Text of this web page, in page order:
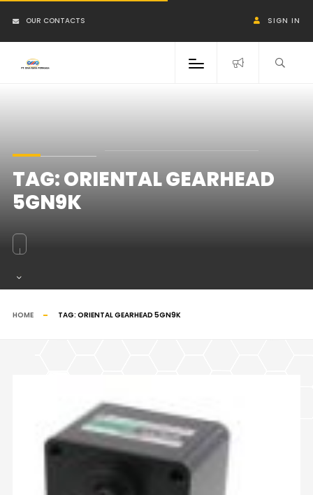
OUR CONTACTS SIGN IN
TAG:ORIENTAL GEARHEAD
5GN9K
HOME TAG: ORIENTAL GEARHEAD 5GN9K